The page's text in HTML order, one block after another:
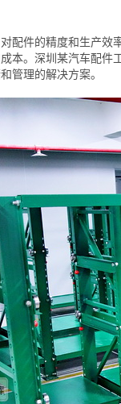
配件的精度和生产
本。深圳某汽车配
管理的解决方案。